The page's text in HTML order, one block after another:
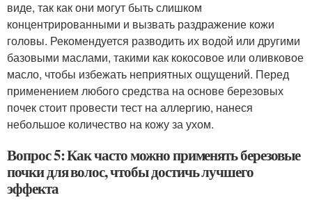
виде, так как они могут быть слишком
концентрированными и вызвать раздражение кожи
головы. Рекомендуется разводить их водой или другими
базовыми маслами, такими как кокосовое или оливковое
масло, чтобы избежать неприятных ощущений. Перед
применением любого средства на основе березовых
почек стоит провести тест на аллергию, нанеся
небольшое количество на кожу за ухом.
Вопрос 5: Как часто можно применять березовые
почки для волос, чтобы достичь лучшего
эффекта